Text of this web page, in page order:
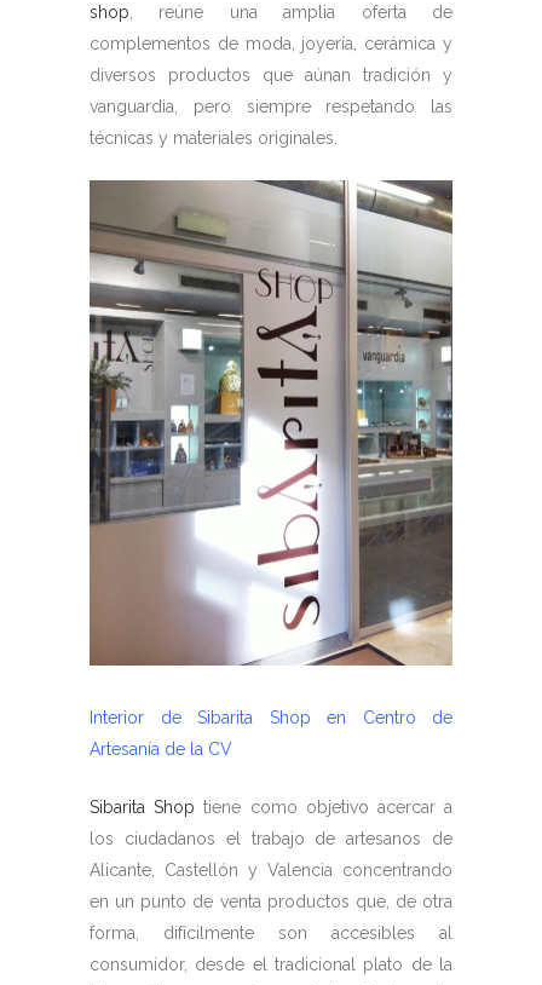
shop , reúne una amplia oferta de
complementos de moda, joyería, cerámica y
diversos productos que aúnan tradición y
vanguardia, pero siempre respetando las
técnicas y materiales originales.
Interior de Sibarita Shop en Centro de
Artesanía de la CV
Sibarita Shop tiene como objetivo acercar a
los ciudadanos el trabajo de artesanos de
Alicante, Castellón y Valencia concentrando
en un punto de venta productos que, de otra
forma, difícilmente son accesibles al
consumidor, desde el tradicional plato de la